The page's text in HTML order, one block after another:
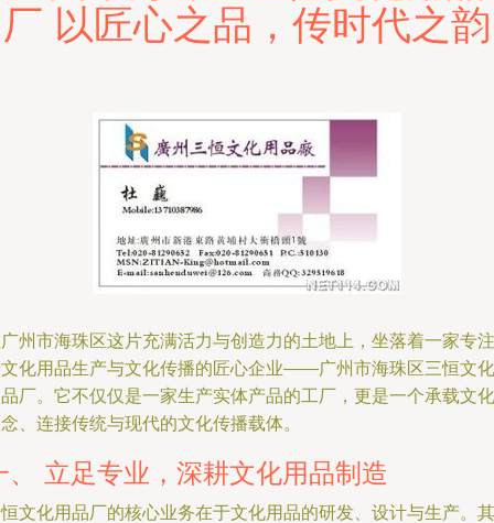
厂 以匠心之品，传时代之韵
州市海珠区这片充满活力与创造力的土地上，坐落着一家专注
化用品生产与文化传播的匠心企业——广州市海珠区三恒文化
厂。它不仅仅是一家生产实体产品的工厂，更是一个承载文化
、连接传统与现代的文化传播载体。
、 立足专业，深耕文化用品制造
文化用品厂的核心业务在于文化用品的研发、设计与生产。其